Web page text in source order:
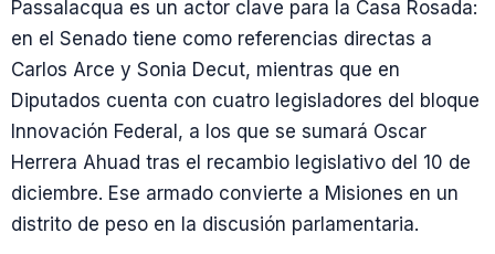
Passalacqua es un actor clave para la Casa Rosada:
en el Senado tiene como referencias directas a
Carlos Arce y Sonia Decut, mientras que en
Diputados cuenta con cuatro legisladores del bloque
Innovación Federal, a los que se sumará Oscar
Herrera Ahuad tras el recambio legislativo del 10 de
diciembre. Ese armado convierte a Misiones en un
distrito de peso en la discusión parlamentaria.